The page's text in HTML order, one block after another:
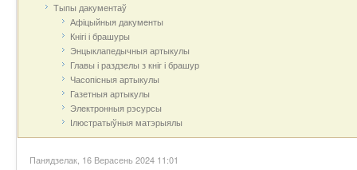
Тыпы дакументаў
Афіцыйныя дакумeнты
Кнігі і брашуры
Энцыклапедычныя артыкулы
Главы і раздзелы з кніг і брашур
Часопісныя артыкулы
Газетныя артыкулы
Электронныя рэсурсы
Ілюстратыўныя матэрыялы
Панядзелак, 16 Верасень 2024 11:01